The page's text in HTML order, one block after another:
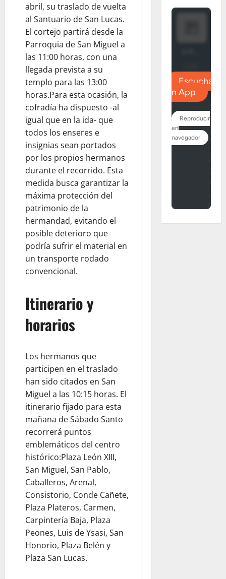
abril, su traslado de vuelta
al Santuario de San Lucas.
El cortejo partirá desde la
Parroquia de San Miguel a
las 11:00 horas, con una
llegada prevista a su
templo para las 13:00
horas.Para esta ocasión, la
cofradía ha dispuesto -al
igual que en la ida- que
todos los enseres e
insignias sean portados
por los propios hermanos
durante el recorrido. Esta
medida busca garantizar la
máxima protección del
patrimonio de la
hermandad, evitando el
posible deterioro que
podría sufrir el material en
un transporte rodado
convencional.
Itinerario y
horarios
Los hermanos que
participen en el traslado
han sido citados en San
Miguel a las 10:15 horas. El
itinerario fijado para esta
mañana de Sábado Santo
recorrerá puntos
emblemáticos del centro
histórico:Plaza León XIII,
San Miguel, San Pablo,
Caballeros, Arenal,
Consistorio, Conde Cañete,
Plaza Plateros, Carmen,
Carpintería Baja, Plaza
Peones, Luis de Ysasi, San
Honorio, Plaza Belén y
Plaza San Lucas.